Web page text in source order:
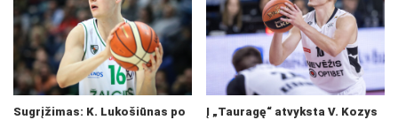
Sugrįžimas: K. Lukošiūnas po
Į „Tauragę“ atvyksta V. Kozys